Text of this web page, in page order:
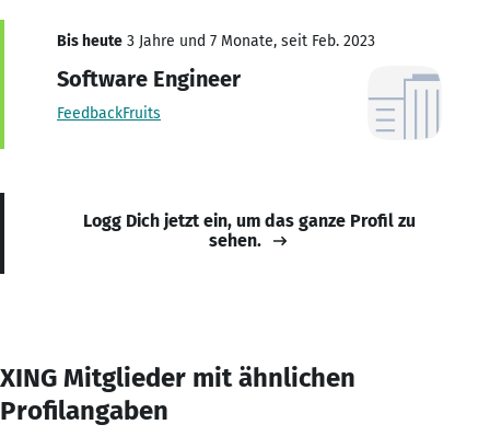
Bis heute 3 Jahre und 7 Monate, seit Feb. 2023
Software Engineer
FeedbackFruits
Logg Dich jetzt ein, um das ganze Profil zu
sehen.
XING Mitglieder mit ähnlichen
Profilangaben